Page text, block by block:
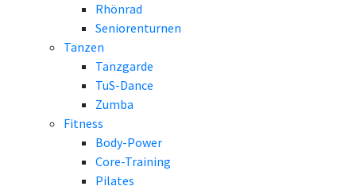
Rhönrad
Seniorenturnen
Tanzen
Tanzgarde
TuS-Dance
Zumba
Fitness
Body-Power
Core-Training
Pilates